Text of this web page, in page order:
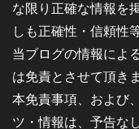
な限り正確な情報を
しも正確性・信頼性
当ブログの情報によ
は免責とさせて頂き
本免責事項、および
ツ・情報は、予告な